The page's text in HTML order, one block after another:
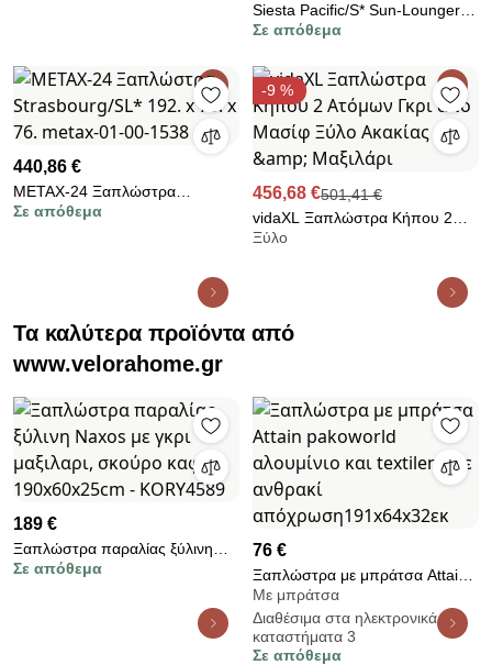
Siesta Pacific/S* Sun-Lounger
Black metax-01-00-0845
35.0000
Σε απόθεμα
440,86 €
METAX-24 Ξαπλώστρα
Strasbourg/SL* 192. x 75. x 76.
Σε απόθεμα
-9 %
456,68 €501,41 €
vidaXL Ξαπλώστρα Κήπου 2
Ατόμων Γκρι από Μασίφ Ξύλο
Ξύλο
Τα καλύτερα προϊόντα από
www.velorahome.gr
189 €
Ξαπλώστρα παραλίας ξύλινη
Naxos με γκρι μαξιλαρι, σκούρο
Σε απόθεμα
76 €
Ξαπλώστρα με μπράτσα Attain
pakoworld αλουμίνιο και
textilene σε ανθρακί
απόχρωση191x64x32εκ
Με μπράτσα
Διαθέσιμα στα ηλεκτρονικά
καταστήματα 3
Σε απόθεμα